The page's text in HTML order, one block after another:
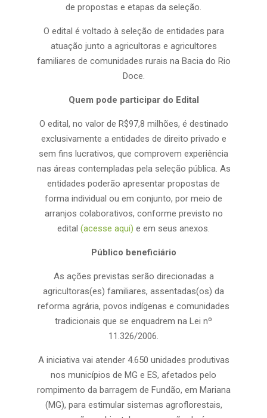
de propostas e etapas da seleção.
O edital é voltado à seleção de entidades para
atuação junto a agricultoras e agricultores
familiares de comunidades rurais na Bacia do Rio
Doce.
Quem pode participar do Edital
O edital, no valor de R$97,8 milhões, é destinado
exclusivamente a entidades de direito privado e
sem fins lucrativos, que comprovem experiência
nas áreas contempladas pela seleção pública. As
entidades poderão apresentar propostas de
forma individual ou em conjunto, por meio de
arranjos colaborativos, conforme previsto no
edital (acesse aqui) e em seus anexos.
Público beneficiário
As ações previstas serão direcionadas a
agricultoras(es) familiares, assentadas(os) da
reforma agrária, povos indígenas e comunidades
tradicionais que se enquadrem na Lei nº
11.326/2006.
A iniciativa vai atender 4.650 unidades produtivas
nos municípios de MG e ES, afetados pelo
rompimento da barragem de Fundão, em Mariana
(MG), para estimular sistemas agroflorestais,